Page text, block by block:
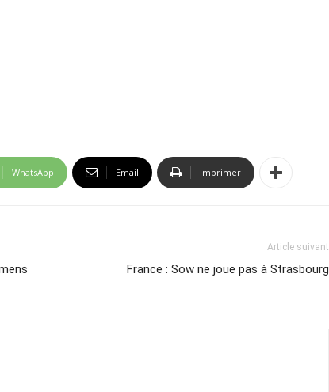
WhatsApp Email Imprimer
Article suivant
France : Sow ne joue pas à Strasbourg